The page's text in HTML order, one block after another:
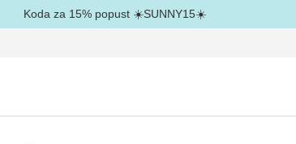
Koda za 15% popust ☀️SUNNY15☀️